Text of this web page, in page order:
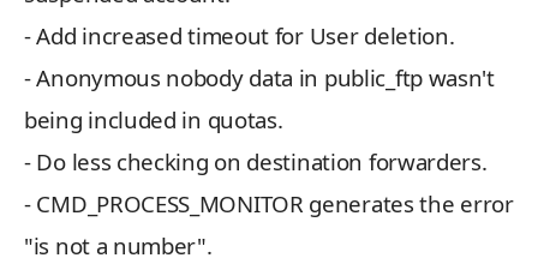
- Add increased timeout for User deletion.
- Anonymous nobody data in public_ftp wasn't
being included in quotas.
- Do less checking on destination forwarders.
- CMD_PROCESS_MONITOR generates the error
"is not a number".